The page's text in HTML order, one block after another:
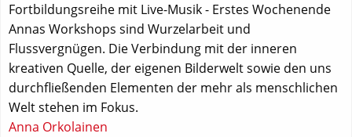
Fortbildungsreihe mit Live-Musik - Erstes Wochenende
Annas Workshops sind Wurzelarbeit und
Flussvergnügen. Die Verbindung mit der inneren
kreativen Quelle, der eigenen Bilderwelt sowie den uns
durchfließenden Elementen der mehr als menschlichen
Welt stehen im Fokus.
Anna Orkolainen